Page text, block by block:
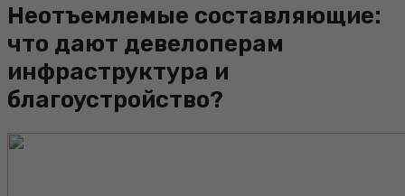
Неотъемлемые составляющие:
что дают девелоперам
инфраструктура и
благоустройство?